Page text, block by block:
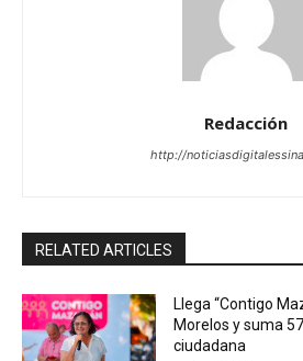
Redacción
http://
RELATED ARTICLES
Llega “Contigo
Morelos y suma
ciudadana